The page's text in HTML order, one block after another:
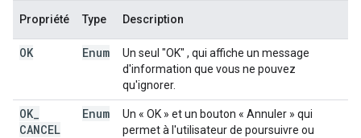
Propriété Type Description
OK Enum
Un seul "OK" , qui affiche un message
d'information que vous ne pouvez
qu'ignorer.
OK
CANCEL
Enum
Un « OK » et un bouton « Annuler » qui
permet à l'utilisateur de poursuivre ou